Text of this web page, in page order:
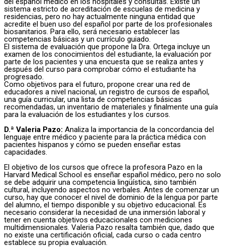
sistema estricto de acreditación de escuelas de medicina y
residencias, pero no hay actualmente ninguna entidad que
acredite el buen uso del español por parte de los profesionales
biosanitarios. Para ello, será necesario establecer las
competencias básicas y un currículo guiado.
El sistema de evaluación que propone la Dra. Ortega incluye un
examen de los conocimientos del estudiante, la evaluación por
parte de los pacientes y una encuesta que se realiza antes y
después del curso para comprobar cómo el estudiante ha
progresado.
Como objetivos para el futuro, propone crear una red de
educadores a nivel nacional, un registro de cursos de español,
una guía curricular, una lista de competencias básicas
recomendadas, un inventario de materiales y finalmente una guía
para la evaluación de los estudiantes y los cursos.
D.ª Valeria Pazo: Analiza la importancia de la concordancia del
lenguaje entre médico y paciente para la práctica médica con
pacientes hispanos y cómo se pueden enseñar estas
capacidades.
El objetivo de los cursos que ofrece la profesora Pazo en la
Harvard Medical School es enseñar español médico, pero no solo
se debe adquirir una competencia lingüística, sino también
cultural, incluyendo aspectos no verbales. Antes de comenzar un
curso, hay que conocer el nivel de dominio de la lengua por parte
del alumno, el tiempo disponible y su objetivo educacional. Es
necesario considerar la necesidad de una inmersión laboral y
tener en cuenta objetivos educacionales con mediciones
multidimensionales. Valeria Pazo resalta también que, dado que
no existe una certificación oficial, cada curso o cada centro
establece su propia evaluación.